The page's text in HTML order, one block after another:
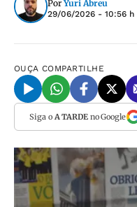
Por Yuri Abreu
29/06/2026 - 10:56 h
OUÇA COMPARTILHE
Siga o A TARDEno Google